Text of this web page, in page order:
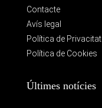
Contacte
Avís legal
Política de Privacitat
Política de Cookies
Últimes notícies